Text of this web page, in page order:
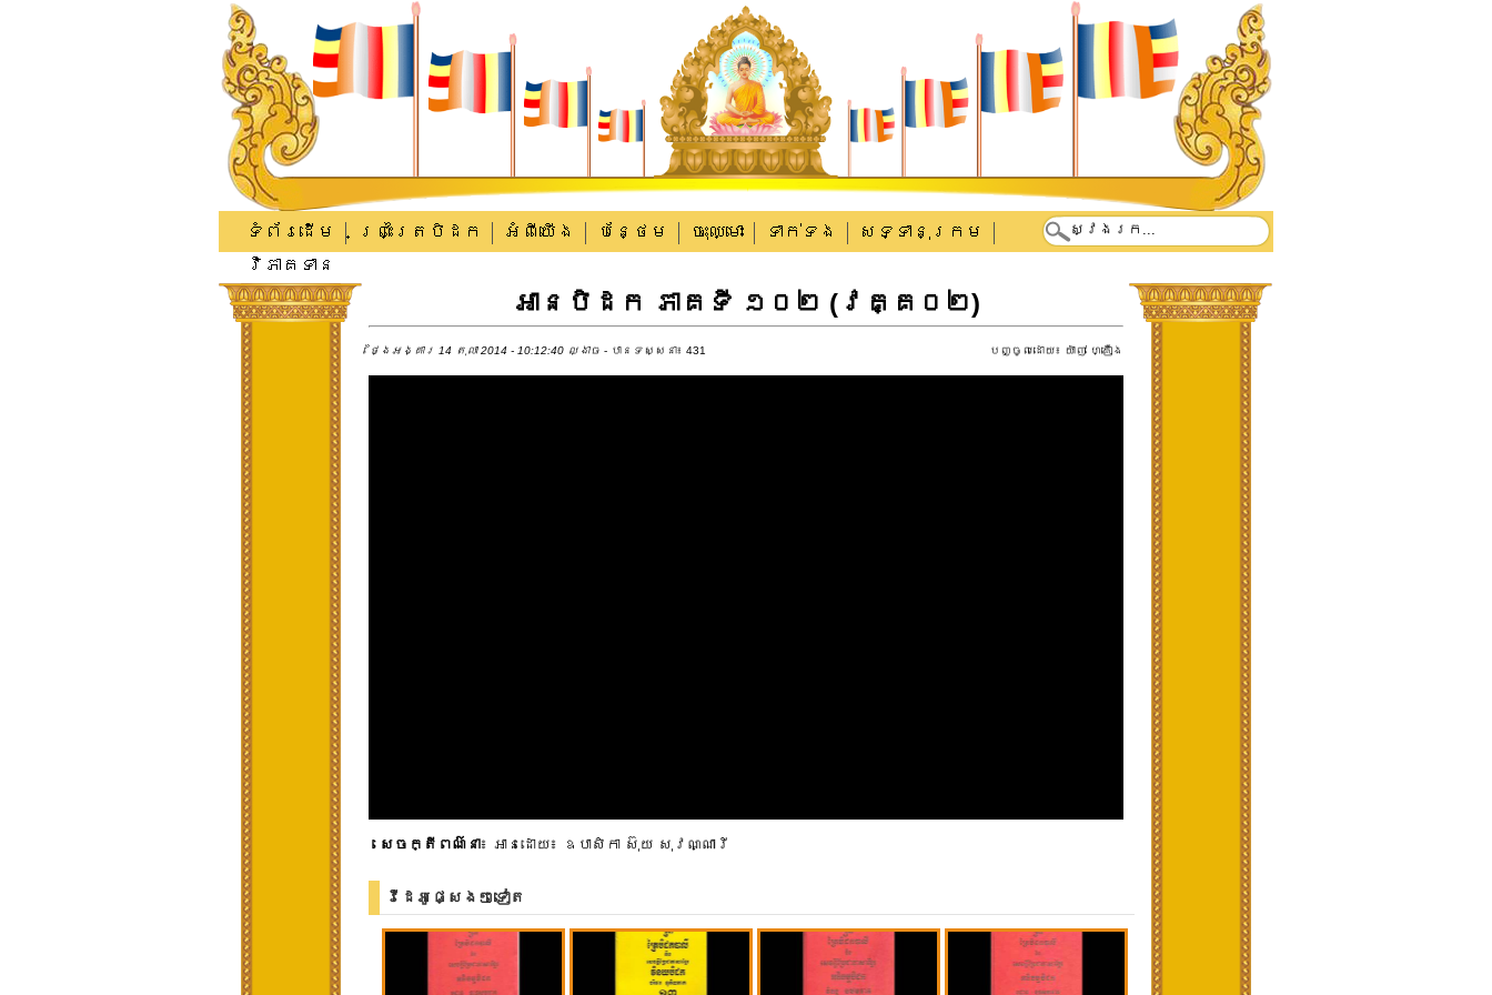
ទំព័រដើម ព្រះត្រៃបិដក អំពីយើង បន្ថែម ចុះឈ្មោះ ទាក់​ទង
សទ្ទានុក្រម
វិភាគទាន
អាន​បិដក ភាគទី ១០២ (វគ្គ០២)
ថ្ងៃអង្គារ 14 តុលា 2014 - 10:12:40 ល្ងាច - បានទស្សនា៖ 431 បញ្ចូលដោយ៖ យ៉ាញ់ ហ្គឿង
សេចក្តីពណ៌នា៖ អានដោយ៖ ឧបាសិកា ស៊ុយ សុវណ្ណារី
វីដេអូផ្សេងៗទៀត